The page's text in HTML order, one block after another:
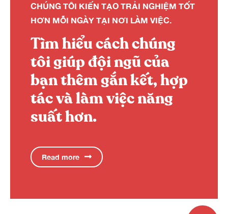
CHÚNG TÔI KIẾN TẠO TRẢI NGHIỆM TỐT
HƠN MỖI NGÀY TẠI NƠI LÀM VIỆC.
Tìm hiểu cách chúng
tôi giúp đội ngũ của
bạn thêm gắn kết, hợp
tác và làm việc năng
suất hơn.
Read more